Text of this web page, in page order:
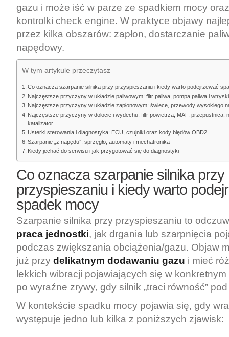
dolocie
napędzie
gazu i może iść w parze ze spadkiem mocy
kontrolki check engine. W praktyce objawy
przez kilka obszarów: zapłon, dostarczanie
napędowy.
W tym artykule przeczytasz
Co oznacza szarpanie silnika przy przyspieszaniu i kiedy warto podejrzewać
Najczęstsze przyczyny w układzie paliwowym: filtr paliwa, pompa paliwa i
Najczęstsze przyczyny w układzie zapłonowym: świece, przewody wysokiego
Najczęstsze przyczyny w dolocie i wydechu: filtr powietrza, MAF, przepustnica,
katalizator
Usterki sterowania i diagnostyka: ECU, czujniki oraz kody błędów OBD2
Szarpanie „z napędu”: sprzęgło, automaty i mechatronika
Kiedy jechać do serwisu i jak przygotować się do diagnostyki
Co oznacza szarpanie silnika przy
przyspieszaniu i kiedy warto
spadek mocy
Szarpanie silnika przy przyspieszaniu to
praca jednostki, jak drgania lub szarpnięcia
podczas zwiększania obciążenia/gazu. Objaw
już przy delikatnym dodawaniu gazu i mieć
lekkich wibracji pojawiających się w
po wyraźne zrywy, gdy silnik „traci równość”
W kontekście spadku mocy pojawia się, gdy
występuje jedno lub kilka z poniższych zjawisk: